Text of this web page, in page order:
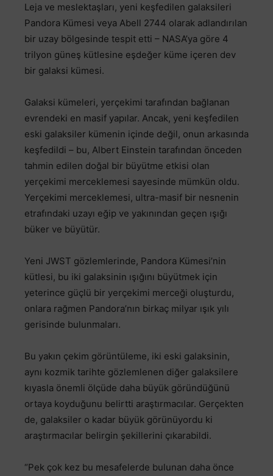
Leja ve meslektaşları, yeni keşfedilen galaksileri
Pandora Kümesi veya Abell 2744 olarak adlandırılan
bir uzay bölgesinde tespit etti – NASA’ya göre 4
trilyon güneş kütlesine eşdeğer küme içeren dev
bir galaksi kümesi.
Galaksi kümeleri, yerçekimi tarafından bağlanan
evrendeki en masif yapılar. Ancak, yeni keşfedilen
eski galaksiler kümenin içinde değil, onun arkasında
keşfedildi – bu, Albert Einstein tarafından önceden
tahmin edilen doğal bir büyütme etkisi olan
yerçekimi merceklemesi sayesinde mümkün oldu.
Yerçekimi merceklemesi, ultra-masif bir nesnenin
etrafındaki uzayı eğip ve yakınından geçen ışığı
büker ve büyütür.
Yeni JWST gözlemlerinde, Pandora Kümesi’nin
kütlesi, bu iki galaksinin ışığını büyütmek için
yeterince güçlü bir yerçekimi merceği oluşturdu,
onlara rağmen Pandora’nın birkaç milyar ışık yılı
gerisinde bulunmaları.
Bu yakın çekim görüntüleme, iki eski galaksinin,
aynı kozmik tarihte gözlemlenen diğer galaksilere
kıyasla önemli ölçüde daha büyük göründüğünü
ortaya koyduğunu belirtti araştırmacılar. Gerçekten
de, galaksiler o kadar büyük görünüyordu ki
araştırmacılar belirgin şekillerini çıkarabildi.
“Pek çok kez bu mesafelerde bulunan daha önce